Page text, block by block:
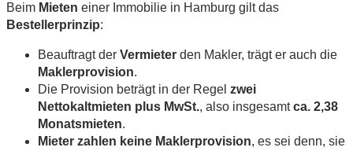
Beim Mieten einer Immobilie in Hamburg gilt das
Bestellerprinzip:
Beauftragt der Vermieter den Makler, trägt er auch die
Maklerprovision.
Die Provision beträgt in der Regel zwei
Nettokaltmieten plus MwSt., also insgesamtca. 2,38
Monatsmieten.
Mieter zahlen keine Maklerprovision, es sei denn, sie